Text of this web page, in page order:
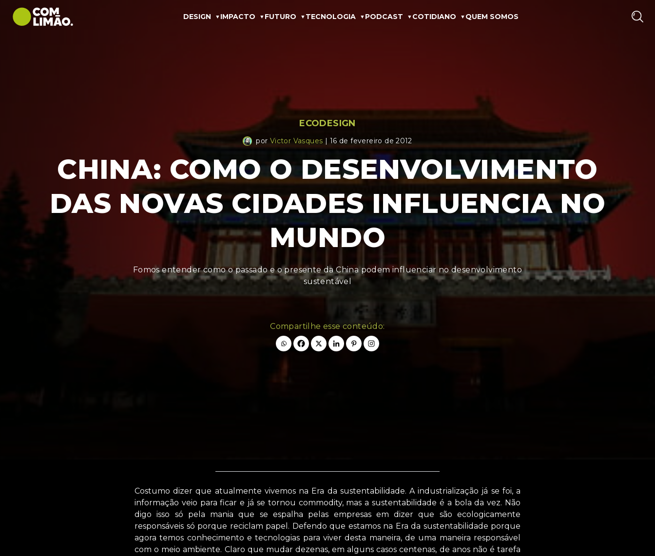
DESIGN IMPACTO FUTURO TECNOLOGIA PODCAST COTIDIANO QUEM SOMOS
ECODESIGN
por Victor Vasques | 16 de fevereiro de 2012
CHINA: COMO O DESENVOLVIMENTO
DAS NOVAS CIDADES INFLUENCIA NO
MUNDO
Fomos entender como o passado e o presente da China podem influenciar no desenvolvimento
sustentável
Compartilhe esse conteúdo:
Costumo dizer que atualmente vivemos na Era da sustentabilidade. A industrialização já se foi, a
informação veio para ficar e já se tornou commodity, mas a sustentabilidade é a bola da vez. Não
digo isso só pela mania que se espalha pelas empresas em dizer que são ecologicamente
responsáveis só porque reciclam papel. Defendo que estamos na Era da sustentabilidade porque
agora temos conhecimento e tecnologias para viver desta maneira, de uma maneira responsável
com o meio ambiente. Claro que mudar dezenas, em alguns casos centenas, de anos não é tarefa